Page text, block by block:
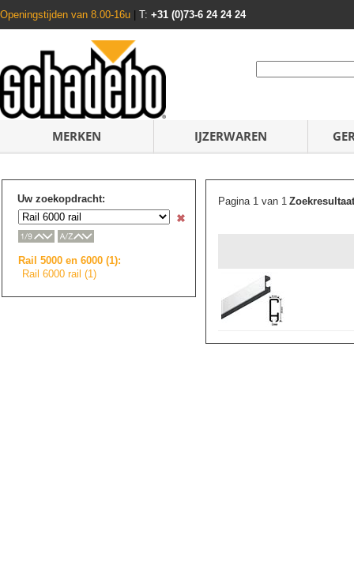
Openingstijden van 8.00-16u T: +31 (0)73-6 24 24 24
MERKEN IJZERWAREN
Uw zoekopdracht:
Rail 5000 en 6000 (1):
Rail 6000 rail (1)
Pagina 1 van 1Zoekresultaat